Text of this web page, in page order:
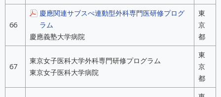
66
慶應関連サブスぺ連動型外科専門医研修プログ
ラム
慶應義塾大学病院
東
京
都
67
東京女子医科大学外科専門研修プログラム
東京女子医科大学病院
東
京
都